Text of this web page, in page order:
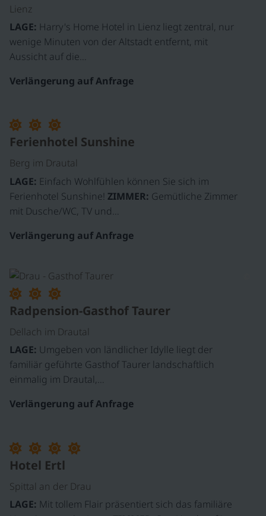
Lienz
LAGE: Harry's Home Hotel in Lienz liegt zentral, nur
wenige Minuten von der Altstadt entfernt, mit
Aussicht auf die…
Verlängerung auf Anfrage
Ferienhotel Sunshine
Berg im Drautal
LAGE:
Ferienhotel Sunshine! ZIMMER:
mit Dusche/WC, TV und…
Verlängerung auf Anfrage
Radpension-Gasthof Taurer
Dellach im Drautal
LAGE: Umgeben von ländlicher Idylle liegt der
familiär geführte Gasthof Taurer landschaftlich
einmalig im Drautal,…
Verlängerung auf Anfrage
Hotel Ertl
Spittal an der Drau
LAGE: